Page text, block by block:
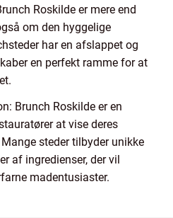
Roskilde er mere end
om den hyggelige
har en afslappet og
en perfekt ramme for at
Brunch Roskilde er en
at vise deres
steder tilbyder unikke
af ingredienser, der vil
madentusiaster.